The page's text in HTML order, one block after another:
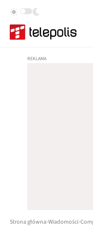
Strona główna Wiadomości